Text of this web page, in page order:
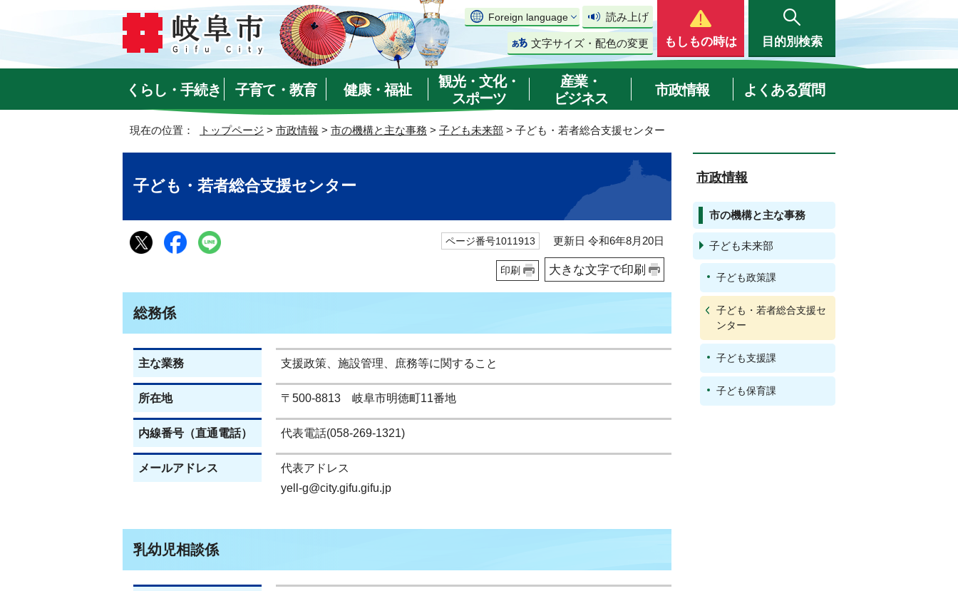
Foreign language 読み上げ
文字サイズ・配色の変更 もしもの時は 目的別検索
くらし・手続き 子育て・教育 健康・福祉
観光・文化・
スポーツ
産業・
ビジネス
市政情報 よくある質問
現在の位置： トップページ > 市政情報 > 市の機構と主な事務 > 子ども未来部 > 子ども・若者総合支援センター
子ども・若者総合支援センター
ページ番号1011913 更新日 令和6年8月20日
印刷 大きな文字で印刷
総務係
主な業務 支援政策、施設管理、庶務等に関すること
所在地 〒500-8813 岐阜市明徳町11番地
内線番号（直通電話） 代表電話(058-269-1321)
メールアドレス
代表アドレス
yell-g@city.gifu.gifu.jp
乳幼児相談係
市政情報
市の機構と主な事務
子ども未来部
子ども政策課
子ども・若者総合支援セ
ンター
子ども支援課
子ども保育課